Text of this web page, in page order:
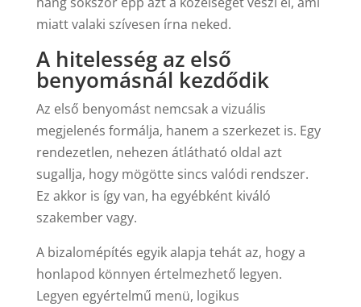
miatt valaki szívesen írna neked.
A hitelesség az első
benyomásnál kezdődik
Az első benyomást nemcsak a vizuális
megjelenés formálja, hanem a szerkezet is. Egy
rendezetlen, nehezen átlátható oldal azt
sugallja, hogy mögötte sincs valódi rendszer.
Ez akkor is így van, ha egyébként kiváló
szakember vagy.
A bizalomépítés egyik alapja tehát az, hogy a
honlapod könnyen értelmezhető legyen.
Legyen egyértelmű menü, logikus